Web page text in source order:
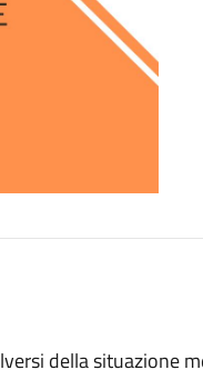
della situazione